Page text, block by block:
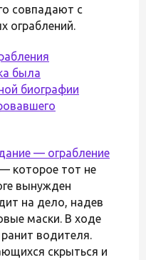
совпадают с
ограблений.
была
биографии
— ограбление
которое тот не
вынужден
на дело, надев
маски. В ходе
водителя.
скрыться и